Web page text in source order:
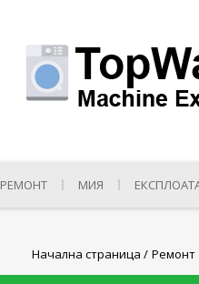
РЕМОНТ МИЯ
Начална страница / Ремонт